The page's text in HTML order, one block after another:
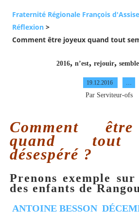
Fraternité Régionale François
Réflexion >
Comment être joyeux quand tout
2016, n’est, rejouir, semble
19.12.2016
Par Serviteur-ofs
Comment
quand tout
désespéré ?
Prenons exemple
des enfants de
ANTOINE BESSON